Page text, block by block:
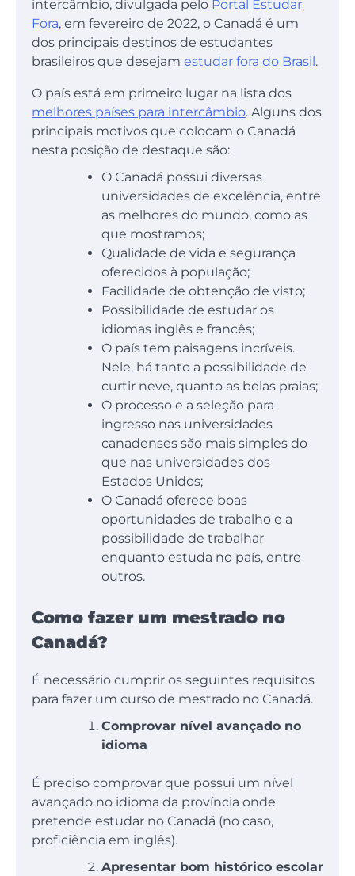
intercâmbio, divulgada pelo Portal Estudar
Fora, em fevereiro de 2022, o Canadá é um
dos principais destinos de estudantes
brasileiros que desejam estudar fora do Brasil .
O país está em primeiro lugar na lista dos
melhores países para intercâmbio. Alguns dos
principais motivos que colocam o Canadá
nesta posição de destaque são:
O Canadá possui diversas
universidades de excelência, entre
as melhores do mundo, como as
que mostramos;
Qualidade de vida e segurança
oferecidos à população;
Facilidade de obtenção de visto;
Possibilidade de estudar os
idiomas inglês e francês;
O país tem paisagens incríveis.
Nele, há tanto a possibilidade de
curtir neve, quanto as belas praias;
O processo e a seleção para
ingresso nas universidades
canadenses são mais simples do
que nas universidades dos
Estados Unidos;
O Canadá oferece boas
oportunidades de trabalho e a
possibilidade de trabalhar
enquanto estuda no país, entre
outros.
Como fazer um mestrado no
Canadá?
É necessário cumprir os seguintes requisitos
para fazer um curso de mestrado no Canadá.
Comprovar nível avançado no
idioma
É preciso comprovar que possui um nível
avançado no idioma da província onde
pretende estudar no Canadá (no caso,
proficiência em inglês).
Apresentar bom histórico escolar